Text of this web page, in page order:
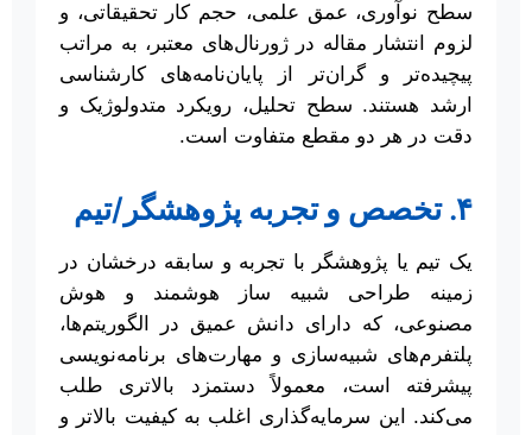
سطح نوآوری، عمق علمی، حجم کار تحقیقاتی، و
لزوم انتشار مقاله در ژورنال‌های معتبر، به مراتب
پیچیده‌تر و گران‌تر از پایان‌نامه‌های کارشناسی
ارشد هستند. سطح تحلیل، رویکرد متدولوژیک و
دقت در هر دو مقطع متفاوت است.
۴. تخصص و تجربه پژوهشگر/تیم
یک تیم یا پژوهشگر با تجربه و سابقه درخشان در
زمینه طراحی شبیه ساز هوشمند و هوش
مصنوعی، که دارای دانش عمیق در الگوریتم‌ها،
پلتفرم‌های شبیه‌سازی و مهارت‌های برنامه‌نویسی
پیشرفته است، معمولاً دستمزد بالاتری طلب
می‌کند. این سرمایه‌گذاری اغلب به کیفیت بالاتر و